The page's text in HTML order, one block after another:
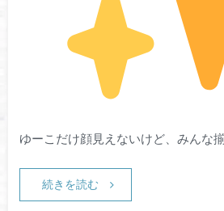
ゆーこだけ顔見えないけど、みんな
続きを読む